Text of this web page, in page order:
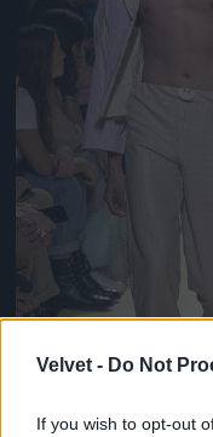
Velvet - Do Not
If you wish to opt-out